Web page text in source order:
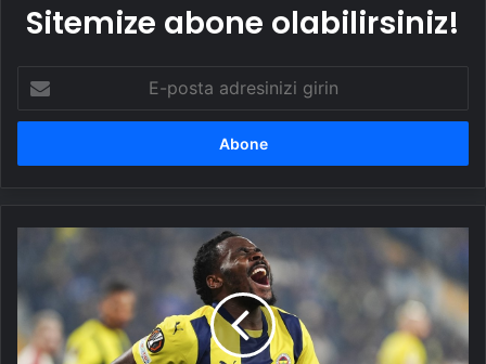
Sitemize abone olabilirsiniz!
posta
adresinizi
Fenerbahçe'de
kadroya
yazılmayacak